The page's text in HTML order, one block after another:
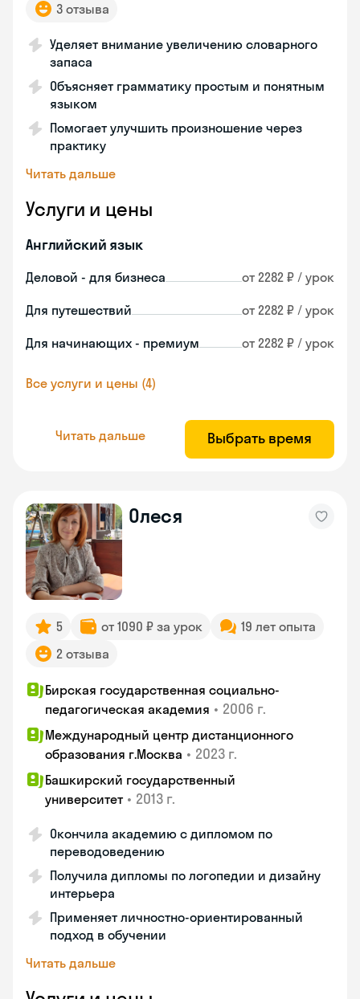
3 отзыва
Уделяет внимание увеличению словарного
запаса
Объясняет грамматику простым и понятным
языком
Помогает улучшить произношение через
практику
Читать дальше
Услуги и цены
Английский язык
Деловой - для бизнеса от 2282 ₽ / урок
Для путешествий от 2282 ₽ / урок
Для начинающих - премиум от 2282 ₽ / урок
Все услуги и цены (4)
Читать дальше Выбрать время
Олеся
5 от 1090 ₽ за урок
19 лет опыта
2 отзыва
Бирская государственная социально-
педагогическая академия • 2006 г.
Международный центр дистанционного
образования г.Москва • 2023 г.
Башкирский государственный
университет • 2013 г.
Окончила академию с дипломом по
переводоведению
Получила дипломы по логопедии и дизайну
интерьера
Применяет личностно-ориентированный
подход в обучении
Читать дальше